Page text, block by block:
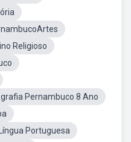
Religioso
Pernambuco 8 Ano
Portuguesa